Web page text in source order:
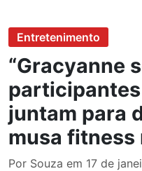
Entretenimento
“Gracyanne
participantes
juntam para
musa fitness
Por Souza em 17 de